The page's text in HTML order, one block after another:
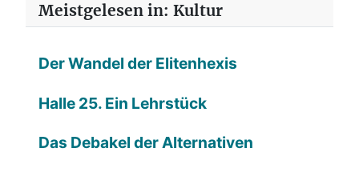
Meistgelesen in: Kultur
Der Wandel der Elitenhexis
Halle 25. Ein Lehrstück
Das Debakel der Alternativen